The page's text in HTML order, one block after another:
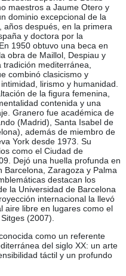
maestros a Jaume Otero y
dominio excepcional de la
años después, en la primera
y doctora por la
1950 obtuvo una beca en
obra de Maillol, Despiau y
tradición mediterránea,
combinó clasicismo y
lirismo y humanidad.
de la figura femenina,
contenida y una
Granero fue académica de
(Madrid), Santa Isabel de
además de miembro de
York desde 1973. Su
como el Ciudad de
Dejó una huella profunda en
Barcelona, Zaragoza y Palma
destacan los
la Universidad de Barcelona
internacional la llevó
aire libre en lugares como el
(2007).
como un referente
del siglo XX: un arte
táctil y un profundo